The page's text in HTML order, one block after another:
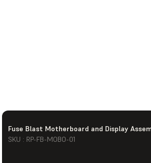
Fuse Blast Motherboard and Display
SKU : RP-FB-MOBO-01